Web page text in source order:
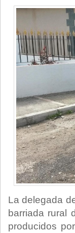
La delegada
barriada rural
producidos